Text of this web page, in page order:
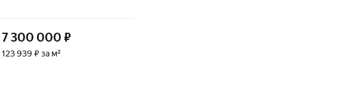
7 300 000 ₽
123 939 ₽ за м²